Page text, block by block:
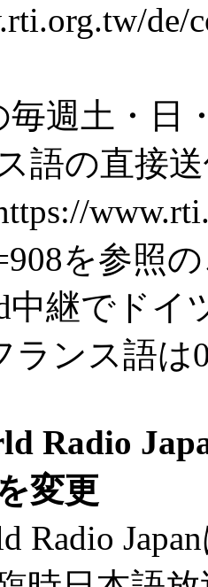
週土・日
語の直接
を参照
中継でドイ
ランス語は
Radio
変更
Radio